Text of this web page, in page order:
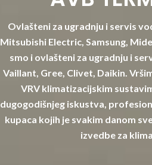
Ovlašteni za ugradnju i servis
Mitsubishi Electric, Samsung,
smo i ovlašteni za ugradnju i
Vaillant, Gree, Clivet, Daikin.
VRV klimatizacijskim
dugogodišnjeg iskustva,
kupaca kojih je svakim danom
izvedbe za